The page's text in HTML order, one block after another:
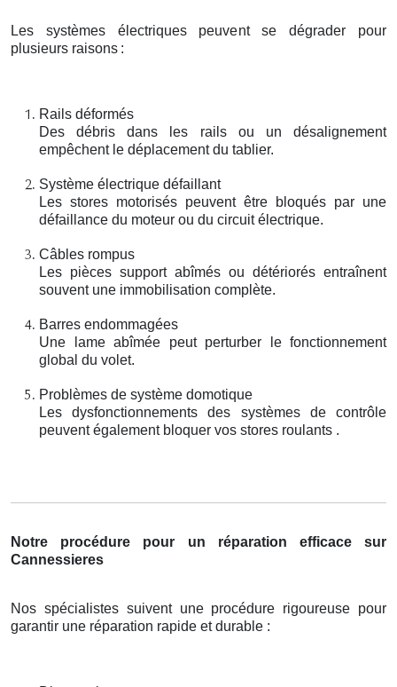
Les systèmes électriques peuvent se dégrader pour
plusieurs raisons :
Rails déformés
Des débris dans les rails ou un désalignement
empêchent le déplacement du tablier.
Système électrique défaillant
Les stores motorisés peuvent être bloqués par une
défaillance du moteur ou du circuit électrique.
Câbles rompus
Les pièces support abîmés ou détériorés entraînent
souvent une immobilisation complète.
Barres endommagées
Une lame abîmée peut perturber le fonctionnement
global du volet.
Problèmes de système domotique
Les dysfonctionnements des systèmes de contrôle
peuvent également bloquer vos stores roulants .
Notre procédure pour un réparation efficace sur
Cannessieres
Nos spécialistes suivent une procédure rigoureuse pour
garantir une réparation rapide et durable :